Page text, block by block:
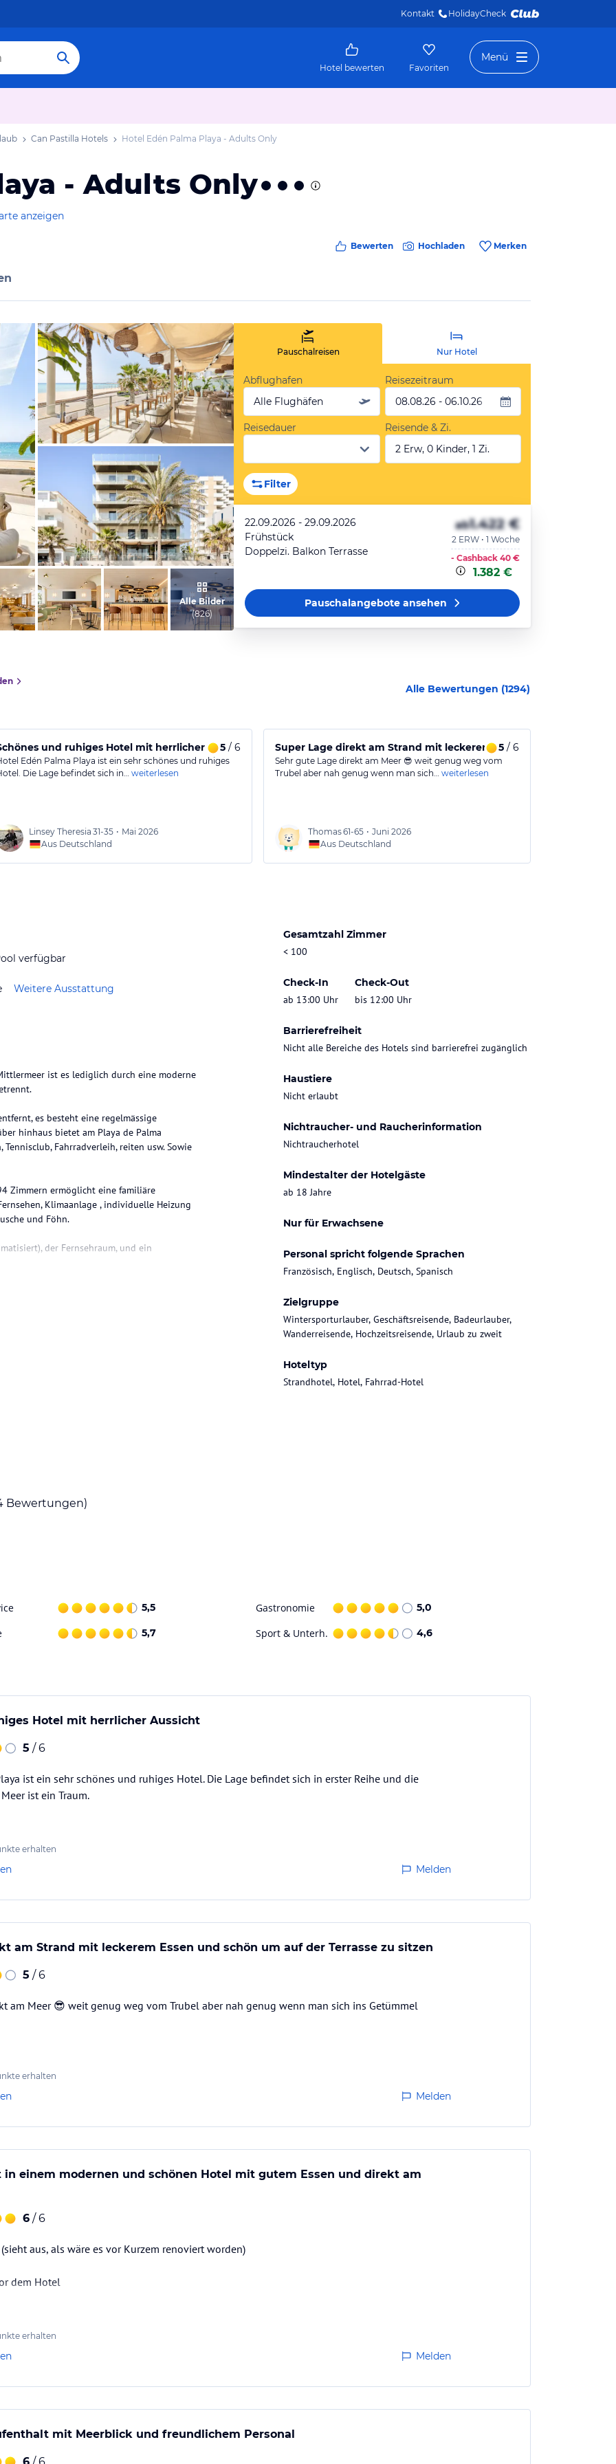
Kontakt HolidayCheck
Hotel bewerten Favoriten
Menü
Can Pastilla Hotels Hotel Edén Palma Playa - Adults Only
- Adults Only
anzeigen
Bewerten Hochladen Merken
vom Hotelier, April 2025
vom Hotelier, April 2025
Alle Bilder
(826)
Pauschalreisen Nur Hotel
Abflughafen
Alle Flughäfen
Reisezeitraum
08.08.26 - 06.10.26
Reisedauer
Reisende & Zi.
2 Erw, 0 Kinder, 1 Zi.
Filter
22.09.2026 - 29.09.2026
Frühstück
Doppelzi. Balkon Terrasse
ab1.422 €
2 ERW • 1 Woche
- Cashback 40 €
1.382 €
Pauschalangeboteansehen
Alle Bewertungen (1294)
und ruhiges Hotel mit herrlicher Aussicht
5/ 6
Edén Palma Playa ist ein sehr schönes und ruhiges
Die Lage befindet sich in… weiterlesen
Linsey Theresia 31-35 • Mai 2026
Aus Deutschland
Super Lage direkt am Strand mit leckerem Essen und schön um
5/ 6
Sehr gute Lage direkt am Meer 😎 weit genug weg vom
Trubel aber nah genug wenn man sich… weiterlesen
Thomas61-65 • Juni 2026
Aus Deutschland
verfügbar
Weitere Ausstattung
Gesamtzahl Zimmer
< 100
Check-In
ab 13:00 Uhr
Check-Out
bis 12:00 Uhr
Barrierefreiheit
Nicht alle Bereiche des Hotels sind barrierefrei zugänglich
Haustiere
Nicht erlaubt
Nichtraucher- und Raucherinformation
Nichtraucherhotel
Mindestalter der Hotelgäste
ab 18 Jahre
Nur für Erwachsene
Personal spricht folgende Sprachen
Französisch, Englisch, Deutsch, Spanisch
Zielgruppe
Wintersporturlauber, Geschäftsreisende, Badeurlauber,
Wanderreisende, Hochzeitsreisende, Urlaub zu zweit
Hoteltyp
Strandhotel, Hotel, Fahrrad-Hotel
ist es lediglich durch eine moderne
es besteht eine regelmässige
hinhaus bietet am Playa de Palma
Fahrradverleih, reiten usw. Sowie
Zimmern ermöglicht eine familiäre
Klimaanlage , individuelle Heizung
und Föhn.
der Fernsehraum, und ein
(Weiss, Rot und Rosé).
Whisky, Wein (Weiss, Rot und Rosé) und Sekt.
23:00 Uhr.
Sie sich an der Rezeption über
erworben werden.
Alle Angaben ohne
die verbindlichen
Bewertungen)
5,5 Gastronomie 5,0
5,7 Sport & Unterh. 4,6
Hotel mit herrlicher Aussicht
5 / 6
ist ein sehr schönes und ruhiges Hotel. Die Lage befindet sich in erster Reihe und die
ist ein Traum.
erhalten
Melden
am Strand mit leckerem Essen und schön um auf der Terrasse zu sitzen
5 / 6
am Meer 😎 weit genug weg vom Trubel aber nah genug wenn man sich ins Getümmel
erhalten
Melden
einem modernen und schönen Hotel mit gutem Essen und direkt am
6 / 6
aus, als wäre es vor Kurzem renoviert worden)
dem Hotel
erhalten
Melden
mit Meerblick und freundlichem Personal